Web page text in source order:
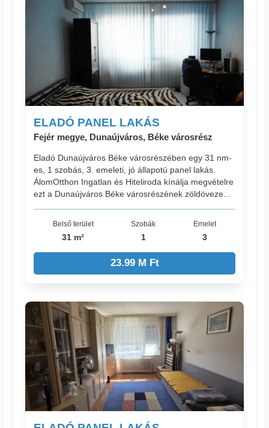
ELADÓ PANEL LAKÁS
Fejér megye, Dunaújváros, Béke városrész
Eladó Dunaújváros Béke városrészében egy 31 nm-
es, 1 szobás, 3. emeleti, jó állapotú panel lakás.
ÁlomOtthon Ingatlan és Hiteliroda kínálja megvételre
ezt a Dunaújváros Béke városrészének zöldöveze...
Belső terület
31 m²
Szobák
1
Emelet
3
23.99 M Ft